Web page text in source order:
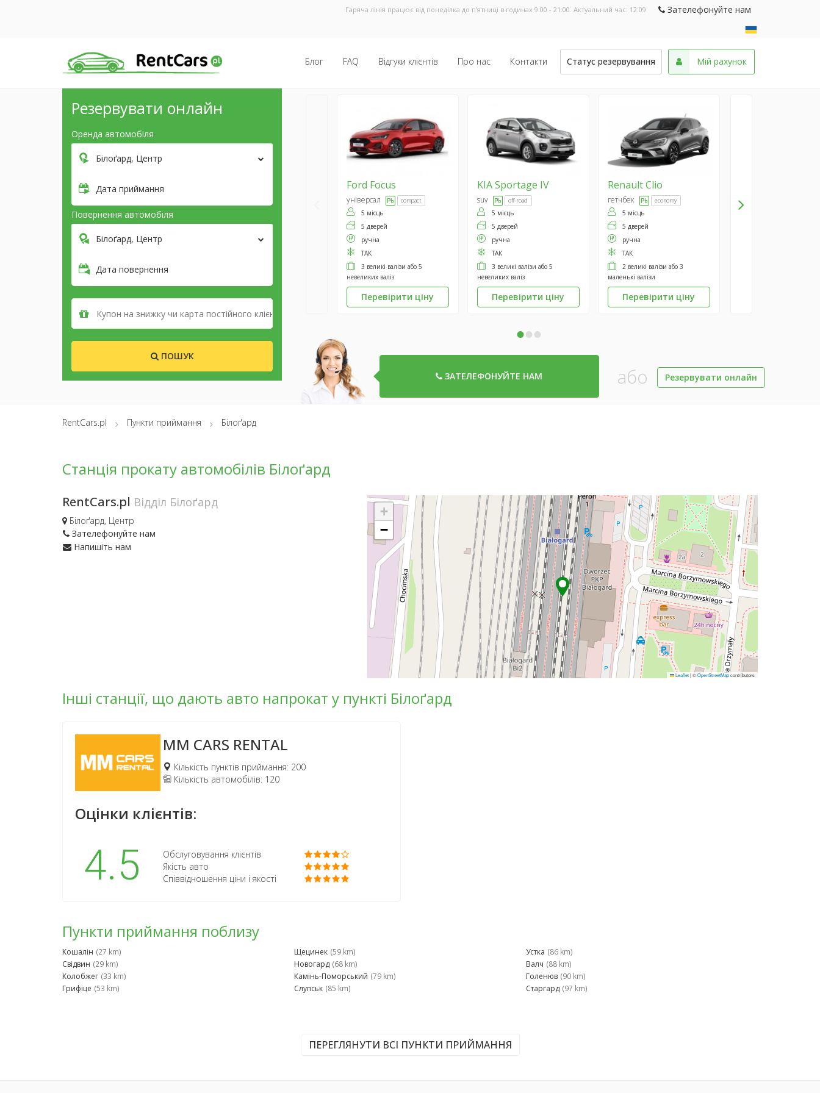
Гаряча лінія працює від понеділка до п'ятниці в годинах 9:00 - 21:00. Актуальний час: 12:09 Зателефонуйте нам
Блог FAQ Відгуки клієнтів Про нас Контакти Статус резервування Мій рахунок
Резервувати онлайн
Оренда автомобіля
Білоґард, Центр
Дата приймання
Повернення автомобіля
Білоґард, Центр
Дата повернення
ПОШУК
Ford Focus
універсал compact
5 місць
5 дверей
ручна
ТАК
3 великі валізи або 5
невеликих валіз
Перевірити ціну
KIASportage IV
suv off-road
5 місць
5 дверей
ручна
ТАК
3 великі валізи або 5
невеликих валіз
Перевірити ціну
RenaultClio
гетчбек economy
5 місць
5 дверей
ручна
ТАК
2 великі валізи або 3
маленькі валізи
Перевірити ціну
•••
ЗАТЕЛЕФОНУЙТЕ НАМ або Резервувати онлайн
RentCars.pl Пункти приймання Білоґард
Станція прокату автомобілів Білоґард
RentCars.pl Відділ Білоґард
Білоґард, Центр
Зателефонуйте нам
Напишіть нам
+
−
Leaflet|©OpenStreetMapcontributors
Інші станції, що дають авто напрокат у пункті Білоґард
MM CARS RENTAL
Кількість пунктів приймання: 200
Кількість автомобілів: 120
Оцінки клієнтів:
4.5
Обслуговування клієнтів
Якість авто
Співвідношення ціни і якості
Пункти приймання поблизу
Кошалін (27 km)
Свідвин (29 km)
Колобжег (33 km)
Грифіце (53 km)
Щецинек (59 km)
Новогард (68 km)
Камінь-Поморський (79 km)
Слупськ (85 km)
Устка (86 km)
Валч (88 km)
Голенюв (90 km)
Старгард (97 km)
ПЕРЕГЛЯНУТИ ВСІ ПУНКТИ ПРИЙМАННЯ